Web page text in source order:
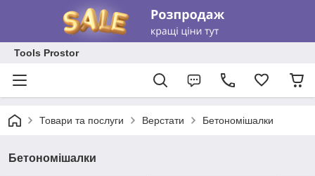
Tools Prostor
Товари та послуги Верстати Бетономішалки
Бетономішалки